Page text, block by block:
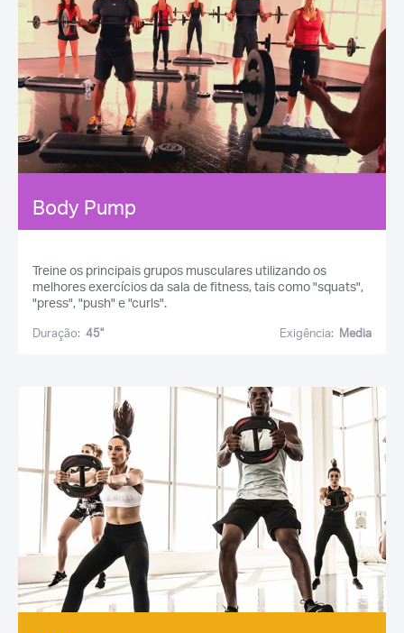
Body Pump
Treine os principais grupos musculares utilizando os
melhores exercícios da sala de fitness, tais como "squats",
"press", "push" e "curls".
Duração: 45'' Exigência: Media